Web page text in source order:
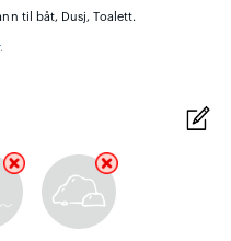
til båt, Dusj, Toalett.
.